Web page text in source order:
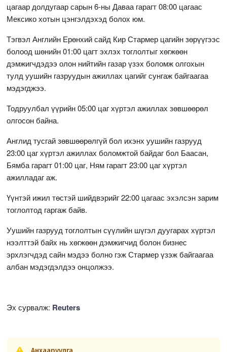
цагаар долдугаар сарын 6-ны Даваа гарагт 08:00 цагаас
Мексико хотын цэнгэлдэхэд болох юм.
Тэгвэл Английн Ерөнхий сайд Кир Стармер цагийн зөрүүгээс
болоод шөнийн 01:00 цагт эхлэх тоглолтыг хөгжөөн
дэмжигчдэдээ олон нийтийн газар үзэх боломж олгохын
тулд уушийн газруудын ажиллах цагийг сунгаж байгаагаа
мэдэгджээ.
Тодруулбал үүрийн 05:00 цаг хүртэл ажиллах зөвшөөрөл
олгосон байна.
Англид тусгай зөвшөөрөлгүй бол ихэнх уушийн газрууд
23:00 цаг хүртэл ажиллах боломжтой байдаг бол Баасан,
Бямба гарагт 01:00 цаг, Ням гарагт 23:00 цаг хүртэл
ажилладаг аж.
Үүнтэй ижил төстэй шийдвэрийг 22:00 цагаас эхэлсэн зарим
тоглолтод гаргаж байв.
Уушийн газрууд тоглолтын сүүлийн шүгэл дуугарах хүртэл
нээлттэй байх нь хөгжөөн дэмжигчид болон бизнес
эрхлэгчдэд сайн мэдээ болно гэж Стармер үзэж байгаагаа
албан мэдэгдэлдээ онцолжээ.
Эх сурвалж: Reuters